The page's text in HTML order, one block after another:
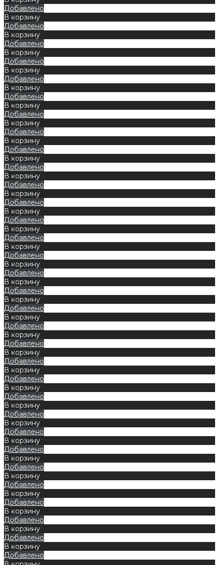
Добавлено
В корзину
Добавлено
В корзину
Добавлено
В корзину
Добавлено
В корзину
Добавлено
В корзину
Добавлено
В корзину
Добавлено
В корзину
Добавлено
В корзину
Добавлено
В корзину
Добавлено
В корзину
Добавлено
В корзину
Добавлено
В корзину
Добавлено
В корзину
Добавлено
В корзину
Добавлено
В корзину
Добавлено
В корзину
Добавлено
В корзину
Добавлено
В корзину
Добавлено
В корзину
Добавлено
В корзину
Добавлено
В корзину
Добавлено
В корзину
Добавлено
В корзину
Добавлено
В корзину
Добавлено
В корзину
Добавлено
В корзину
Добавлено
В корзину
Добавлено
В корзину
Добавлено
В корзину
Добавлено
В корзину
Добавлено
В корзину
Добавлено